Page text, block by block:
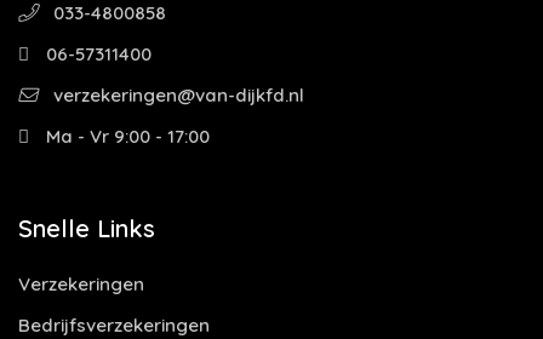
033-4800858
06-57311400
verzekeringen@van-dijkfd.nl
Ma - Vr 9:00 - 17:00
Snelle Links
Verzekeringen
Bedrijfsverzekeringen